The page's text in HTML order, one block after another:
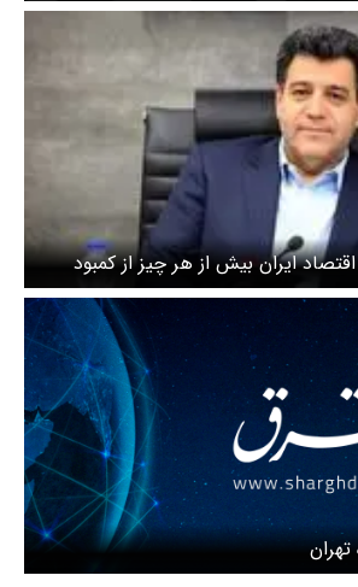
ایران بیش از هر چیز از کمبود
نه خوشبینی افراطی کمکی می‌کند و نه
تهران